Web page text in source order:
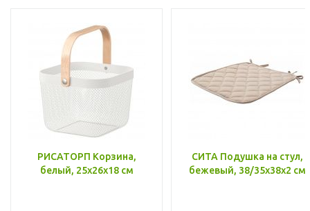
РИСАТОРП Корзина,
белый, 25x26x18 см
СИТА Подушка на стул,
бежевый, 38/35x38x2 см